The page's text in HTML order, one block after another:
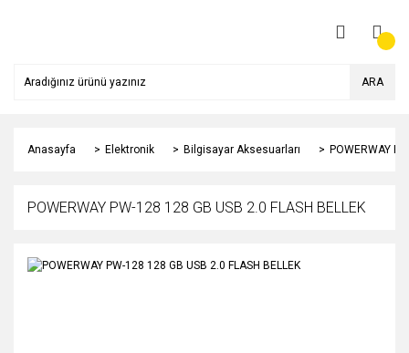
ARA
Anasayfa Elektronik Bilgisayar Aksesuarları POWERWAY
POWERWAY PW-128 128 GB USB 2.0 FLASH BELLEK